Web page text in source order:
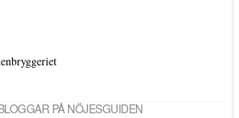
PÅ NÖJESGUIDEN